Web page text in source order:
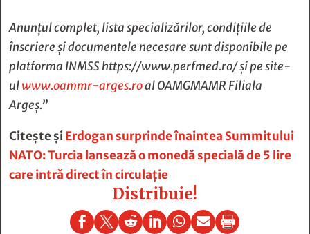
Anunțul complet, lista specializărilor, condițiile de
înscriere și documentele necesare sunt disponibile pe
platforma INMSS https://www.perfmed.ro/ și pe site-
ulwww.oammr-arges.roal OAMGMAMR Filiala
Argeș.”
Citește șiErdogan surprinde înaintea Summitului
NATO: Turcia lansează o monedă specială de 5 lire
care intră direct în circulație
Distribuie!
     
